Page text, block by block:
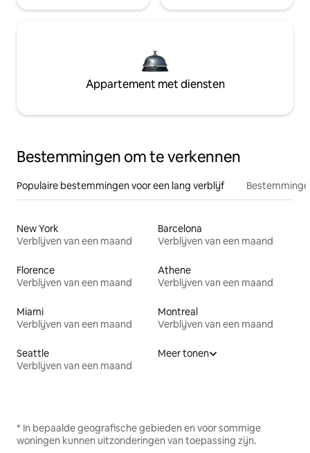
Appartement met diensten
Bestemmingen om te verkennen
Populaire bestemmingen voor een lang verblijf
New York
Verblijven van een maand
Barcelona
Verblijven van een maand
Florence
Verblijven van een maand
Athene
Verblijven van een maand
Miami
Verblijven van een maand
Montreal
Verblijven van een maand
Seattle
Verblijven van een maand
Meer tonen
* In bepaalde geografische gebieden en voor sommige
woningen kunnen uitzonderingen van toepassing zijn.